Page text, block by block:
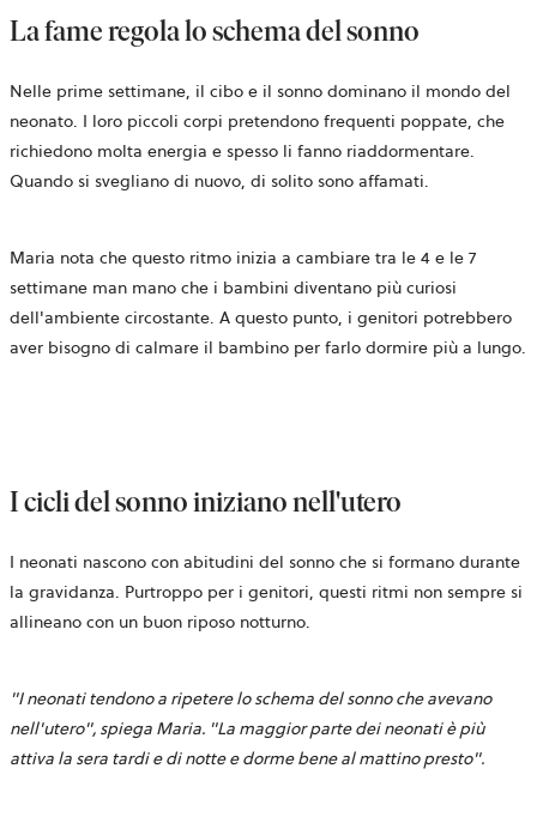
La fame regola lo schema del sonno
Nelle prime settimane, il cibo e il sonno dominano il mondo del
neonato. I loro piccoli corpi pretendono frequenti poppate, che
richiedono molta energia e spesso li fanno riaddormentare.
Quando si svegliano di nuovo, di solito sono affamati.
Maria nota che questo ritmo inizia a cambiare tra le 4 e le 7
settimane man mano che i bambini diventano più curiosi
dell'ambiente circostante. A questo punto, i genitori potrebbero
aver bisogno di calmare il bambino per farlo dormire più a lungo.
I cicli del sonno iniziano nell'utero
I neonati nascono con abitudini del sonno che si formano durante
la gravidanza. Purtroppo per i genitori, questi ritmi non sempre si
allineano con un buon riposo notturno.
"I neonati tendono a ripetere lo schema del sonno che avevano
nell'utero", spiega Maria. "La maggior parte dei neonati è più
attiva la sera tardi e di notte e dorme bene al mattino presto".